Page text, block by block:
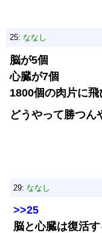
25: ななし
脳が5個
心臓が7個
1800個の肉片に飛
どうやって勝つ
29: ななし
>>25
脳と心臓は復活